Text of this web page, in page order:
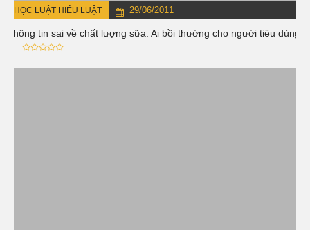
HỌC LUẬT HIỂU LUẬT 29/06/2011
Thông tin sai về chất lượng sữa: Ai bồi thường cho người tiêu dùng